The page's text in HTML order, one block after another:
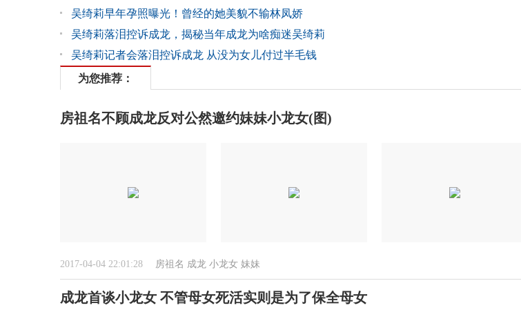
吴绮莉早年孕照曝光！曾经的她美貌不输林凤娇
吴绮莉落泪控诉成龙，揭秘当年成龙为啥痴迷吴绮莉
吴绮莉记者会落泪控诉成龙 从没为女儿付过半毛钱
为您推荐：
房祖名不顾成龙反对公然邀约妹妹小龙女(图)
2017-04-04 22:01:28 房祖名 成龙 小龙女 妹妹
成龙首谈小龙女 不管母女死活实则是为了保全母女